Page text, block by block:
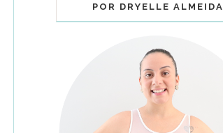
POR DRYELLE ALMEIDA